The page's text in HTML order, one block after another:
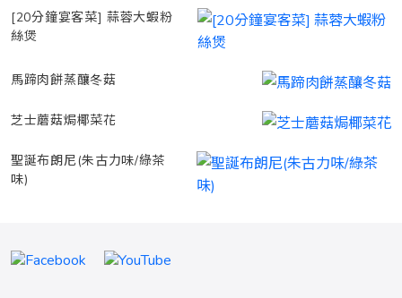
[20分鐘宴客菜] 蒜蓉大蝦粉
絲煲
馬蹄肉餅蒸釀冬菇
芝士蘑菇焗椰菜花
聖誕布朗尼(朱古力味/綠茶
味)